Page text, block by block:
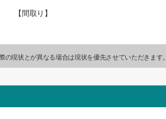
【間取り】
の現状とが異なる場合は現状を優先させていただきます。